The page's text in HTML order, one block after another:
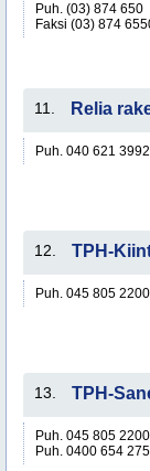
Puh. (03) 874 650
Faksi (03) 874
11. Relia
Puh. 040 621 3992
12. TPH-
Puh. 045 805 2200
13. TPH-
Puh. 045 805 2200
Puh. 0400 654 275